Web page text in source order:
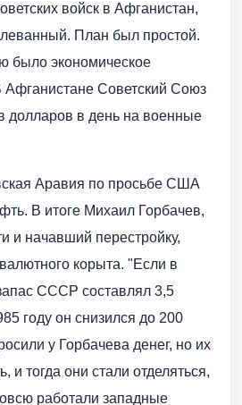
войск в Афганистан,
План был простой.
было экономическое
Советский Союз
долларов в день на военные
Аравия по просьбе США
В итоге Михаил Горбачев,
и начавший перестройку,
корыта. "Если в
СССР составлял 3,5
году он снизился до 200
у Горбачева денег, но их
и тогда они стали отделяться,
работали западные